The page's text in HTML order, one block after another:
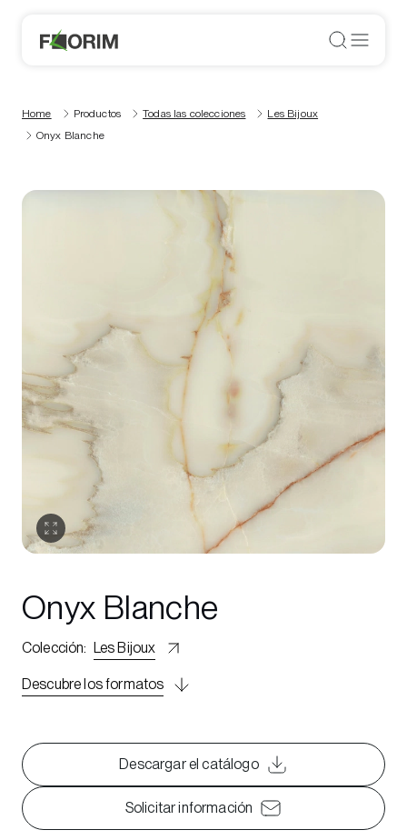
Home Productos Todas las colecciones
Les Bijoux
Onyx Blanche
Onyx Blanche
Colección: Les Bijoux
Descubre los formatos
Descargar el catálogo
Solicitar información